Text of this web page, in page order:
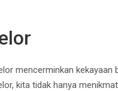
mencerminkan kekayaan
kita tidak hanya